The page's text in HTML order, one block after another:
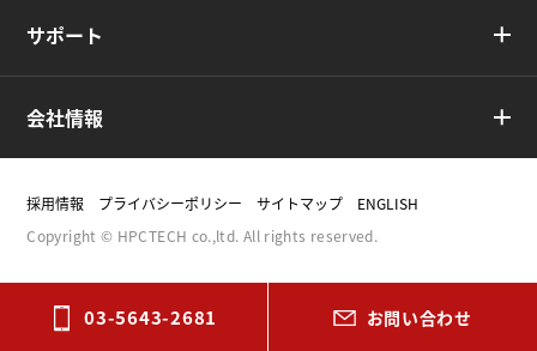
03-5643-2681 お問い合わせ
サポート
会社情報
採用情報 プライバシーポリシー サイトマップ
ENGLISH
Copyright © HPCTECH co.,ltd. All rights reserved.